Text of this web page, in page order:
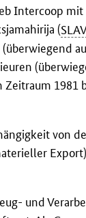
Intercoop
(
1981
von
und